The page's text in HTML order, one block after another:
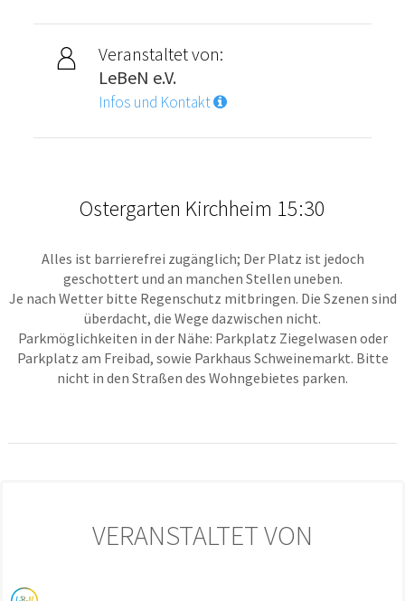
Veranstaltet von:
LeBeN e.V.
Infos und Kontakt
Ostergarten Kirchheim 15:30
Alles ist barrierefrei zugänglich; Der Platz ist jedoch
geschottert und an manchen Stellen uneben.
Je nach Wetter bitte Regenschutz mitbringen. Die Szenen sind
überdacht, die Wege dazwischen nicht.
Parkmöglichkeiten in der Nähe: Parkplatz Ziegelwasen oder
Parkplatz am Freibad, sowie Parkhaus Schweinemarkt. Bitte
nicht in den Straßen des Wohngebietes parken.
VERANSTALTET VON